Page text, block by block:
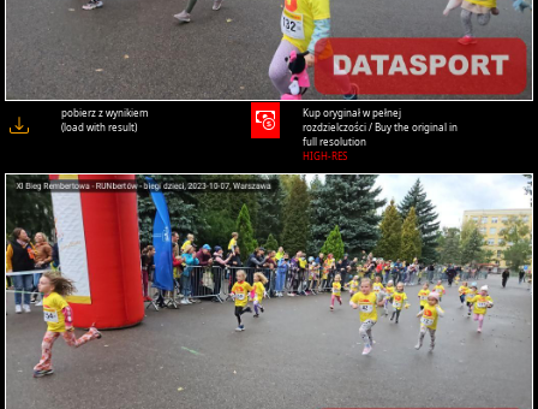
pobierz z wynikiem
(load with result)
Kup oryginał w pełnej
rozdzielczości / Buy the original in
full resolution
HIGH-RES